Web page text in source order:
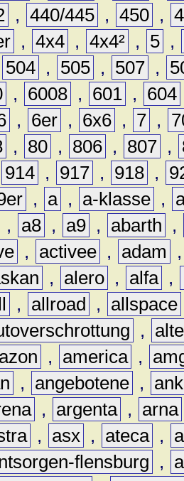
, 440/445 , 450 ,
, 4x4 , 4x4² , 5 ,
504 , 505 , 507 ,
, 6008 , 601 , 604
, 6er , 6x6 , 7 ,
, 80 , 806 , 807 ,
914 , 917 , 918 ,
, a , a-klasse ,
, a8 , a9 , abarth
,
, activee , adam
, alero , alfa ,
, allroad , allspace
,
, america ,
, angebotene ,
, argenta , arna
, asx , ateca ,
flensburg ,